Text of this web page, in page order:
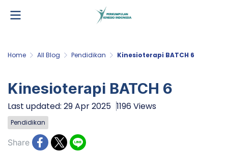
Home All Blog Pendidikan Kinesioterapi BATCH 6
Kinesioterapi BATCH 6
Last updated: 29 Apr 2025 1196 Views
Pendidikan
Share